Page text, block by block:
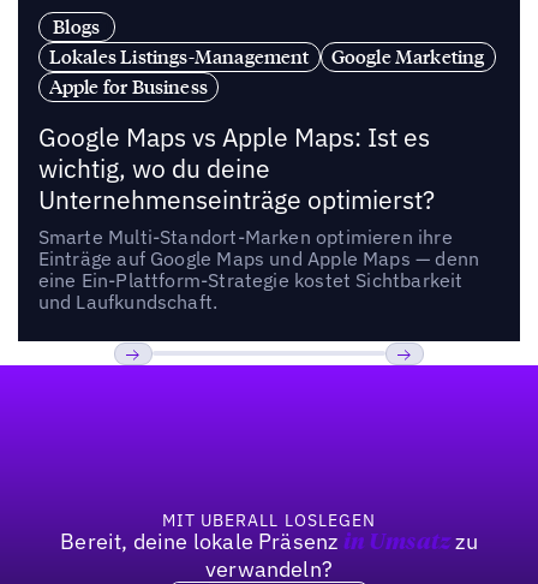
Blogs
Lokales Listings-Management
Google Marketing
Apple for Business
Google Maps vs Apple Maps: Ist es
wichtig, wo du deine
Unternehmenseinträge optimierst?
Smarte Multi-Standort-Marken optimieren ihre
Einträge auf Google Maps und Apple Maps — denn
eine Ein-Plattform-Strategie kostet Sichtbarkeit
und Laufkundschaft.
MIT UBERALL LOSLEGEN
Bereit, deine lokale Präsenz in Umsatzzu
verwandeln?